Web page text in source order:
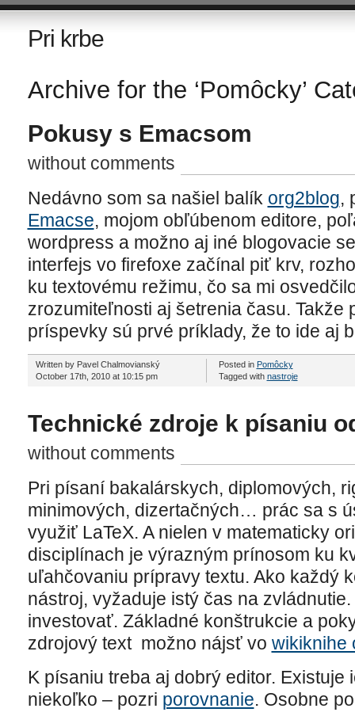
Pri krbe
Archive for the ‘Pomôcky’
Pokusy s Emacsom
without comments
Nedávno som sa našiel balík org2blog,
Emacse, mojom obľúbenom editore,
wordpress a možno aj iné blogovacie
interfejs vo firefoxe začínal piť krv,
ku textovému režimu, čo sa mi
zrozumiteľnosti aj šetrenia času. Takže
príspevky sú prvé príklady, že to ide aj
Written by Pavel Chalmovianský
October 17th, 2010 at 10:15 pm
Posted in Pomôcky
Tagged with nastroje
Technické zdroje k písaniu
without comments
Pri písaní bakalárskych, diplomových,
minimových, dizertačných… prác sa s
využiť LaTeX. A nielen v matematicky
disciplínach je výrazným prínosom ku
uľahčovaniu prípravy textu. Ako každý
nástroj, vyžaduje istý čas na
investovať. Základné konštrukcie a
zdrojový text možno nájsť vo wikiknihe
K písaniu treba aj dobrý editor. Existuje
niekoľko – pozri porovnanie. Osobne